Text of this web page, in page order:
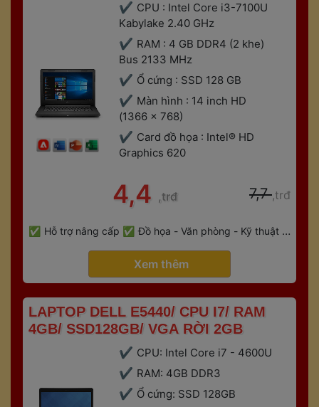
CPU : Intel Core i3-7100U
Kabylake 2.40 GHz
RAM : 4 GB DDR4 (2 khe)
Bus 2133 MHz
Ổ cứng : SSD 128 GB
Màn hình : 14 inch HD
(1366 x 768)
Card đồ họa : Intel® HD
Graphics 620
4,4 ,trđ 7,7 ,trđ
Hỗ trợ nâng cấp
Đồ họa - Văn phòng - Kỹ thuật -
Xem thêm
LAPTOP DELL E5440/ CPU I7/ RAM
4GB/ SSD128GB/ VGA RỜI 2GB
CPU: Intel Core i7 - 4600U
RAM: 4GB DDR3
Ổ cứng: SSD 128GB